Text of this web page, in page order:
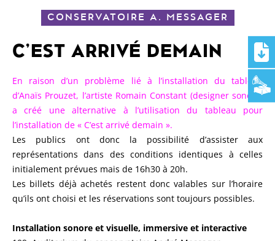
CONSERVATOIRE A. MESSAGER
C’EST ARRIVÉ DEMAIN
En raison d’un problème lié à l’installation du tableau
d’Anaïs Prouzet, l’artiste Romain Constant (designer sonore)
a créé une alternative à l’utilisation du tableau pour
l’installation de « C’est arrivé demain ».
Les publics ont donc la possibilité d’assister aux
représentations dans des conditions identiques à celles
initialement prévues mais de 16h30 à 20h.
Les billets déjà achetés restent donc valables sur l’horaire
qu’ils ont choisi et les réservations sont toujours possibles.
Installation sonore et visuelle, immersive et interactive